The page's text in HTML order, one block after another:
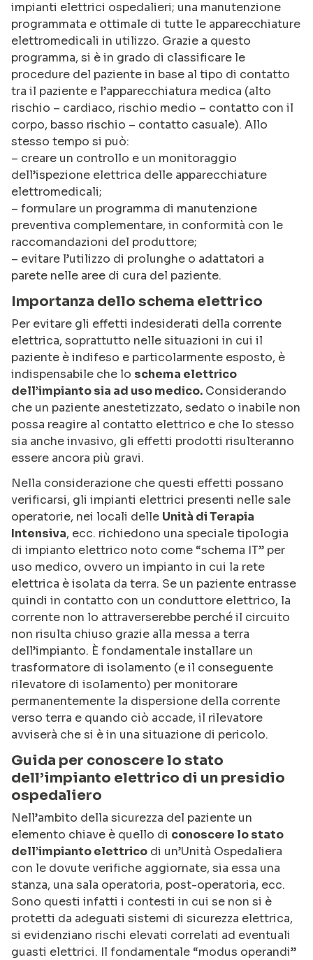
impianti elettrici ospedalieri; una manutenzione
programmata e ottimale di tutte le apparecchiature
elettromedicali in utilizzo. Grazie a questo
programma, si è in grado di classificare le
procedure del paziente in base al tipo di contatto
tra il paziente e l’apparecchiatura medica (alto
rischio – cardiaco, rischio medio – contatto con il
corpo, basso rischio – contatto casuale). Allo
stesso tempo si può:
– creare un controllo e un monitoraggio
dell’ispezione elettrica delle apparecchiature
elettromedicali;
– formulare un programma di manutenzione
preventiva complementare, in conformità con le
raccomandazioni del produttore;
– evitare l’utilizzo di prolunghe o adattatori a
parete nelle aree di cura del paziente.
Importanza dello schema elettrico
Per evitare gli effetti indesiderati della corrente
elettrica, soprattutto nelle situazioni in cui il
paziente è indifeso e particolarmente esposto, è
indispensabile che lo schema elettrico
dell’impianto sia ad uso medico. Considerando
che un paziente anestetizzato, sedato o inabile non
possa reagire al contatto elettrico e che lo stesso
sia anche invasivo, gli effetti prodotti risulteranno
essere ancora più gravi.
Nella considerazione che questi effetti possano
verificarsi, gli impianti elettrici presenti nelle sale
operatorie, nei locali delle Unità di Terapia
Intensiva, ecc. richiedono una speciale tipologia
di impianto elettrico noto come “schema IT” per
uso medico, ovvero un impianto in cui la rete
elettrica è isolata da terra. Se un paziente entrasse
quindi in contatto con un conduttore elettrico, la
corrente non lo attraverserebbe perché il circuito
non risulta chiuso grazie alla messa a terra
dell’impianto. È fondamentale installare un
trasformatore di isolamento (e il conseguente
rilevatore di isolamento) per monitorare
permanentemente la dispersione della corrente
verso terra e quando ciò accade, il rilevatore
avviserà che si è in una situazione di pericolo.
Guida per conoscere lo stato
dell’impianto elettrico di un presidio
ospedaliero
Nell’ambito della sicurezza del paziente un
elemento chiave è quello di conoscere lo stato
dell’impianto elettrico di un’Unità Ospedaliera
con le dovute verifiche aggiornate, sia essa una
stanza, una sala operatoria, post-operatoria, ecc.
Sono questi infatti i contesti in cui se non si è
protetti da adeguati sistemi di sicurezza elettrica,
si evidenziano rischi elevati correlati ad eventuali
guasti elettrici. Il fondamentale “modus operandi”